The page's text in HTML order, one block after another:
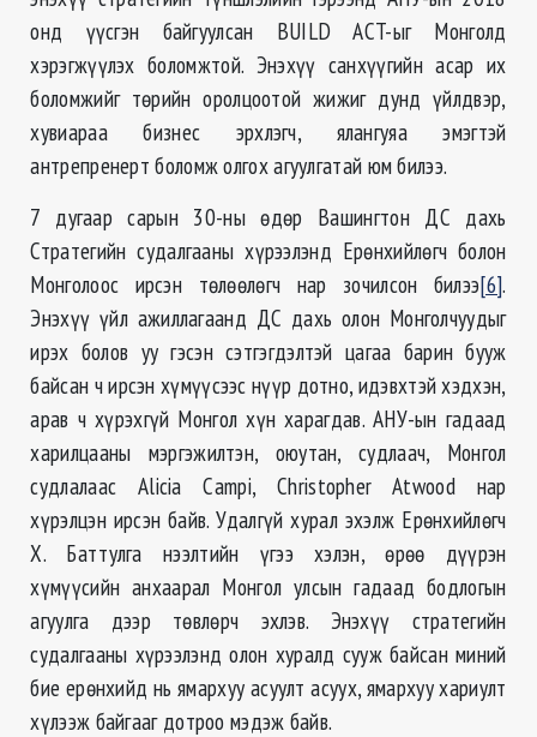
онд үүсгэн байгуулсан BUILD ACT-ыг Монголд
хэрэгжүүлэх боломжтой. Энэхүү санхүүгийн асар их
боломжийг төрийн оролцоотой жижиг дунд үйлдвэр,
хувиараа бизнес эрхлэгч, ялангуяа эмэгтэй
антрепренерт боломж олгох агуулгатай юм билээ.
7 дугаар сарын 30-ны өдөр Вашингтон ДС дахь
Стратегийн судалгааны хүрээлэнд Ерөнхийлөгч болон
Монголоос ирсэн төлөөлөгч нар зочилсон билээ[6].
Энэхүү үйл ажиллагаанд ДС дахь олон Монголчуудыг
ирэх болов уу гэсэн сэтгэгдэлтэй цагаа барин бууж
байсан ч ирсэн хүмүүсээс нүүр дотно, идэвхтэй хэдхэн,
арав ч хүрэхгүй Монгол хүн харагдав. АНУ-ын гадаад
харилцааны мэргэжилтэн, оюутан, судлаач, Монгол
судлалаас Alicia Campi, Christopher Atwood нар
хүрэлцэн ирсэн байв. Удалгүй хурал эхэлж Ерөнхийлөгч
Х. Баттулга нээлтийн үгээ хэлэн, өрөө дүүрэн
хүмүүсийн анхаарал Монгол улсын гадаад бодлогын
агуулга дээр төвлөрч эхлэв. Энэхүү стратегийн
судалгааны хүрээлэнд олон хуралд сууж байсан миний
бие ерөнхийд нь ямархуу асуулт асуух, ямархуу хариулт
хүлээж байгааг дотроо мэдэж байв.